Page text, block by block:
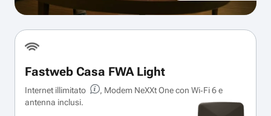
Fastweb Casa FWA Light
Internet illimitato
, Modem NeXXt One con Wi‑Fi 6 e
antenna inclusi.